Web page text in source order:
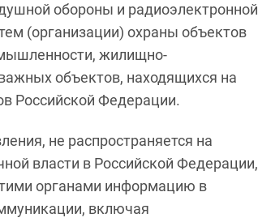
обороны и радиоэлектронной
(организации) охраны объектов
жилищно-
объектов, находящихся на
Российской Федерации.
не распространяется на
власти в Российской Федерации,
органами информацию в
включая